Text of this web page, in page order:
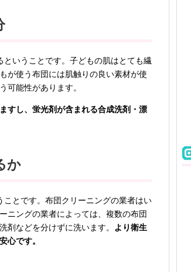
いうことです。子どもの肌はとても繊
が使う布団には肌触りの良い素材が使
可能性があります。
すし、蛍光剤が含まれる合成洗剤・漂
か
とです。布団クリーニングの業者はい
ニングの業者によっては、複数の布団
剤などを分けずに洗います。
より衛生
心です。